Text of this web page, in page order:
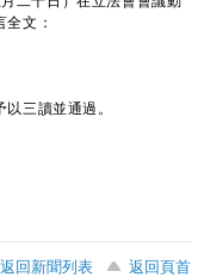
文：
三讀並通過。
返回新聞列表
返回頁首